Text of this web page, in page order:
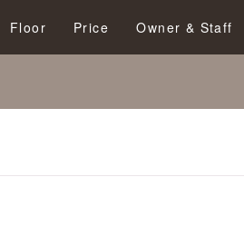
Floor Price Owner & Staff